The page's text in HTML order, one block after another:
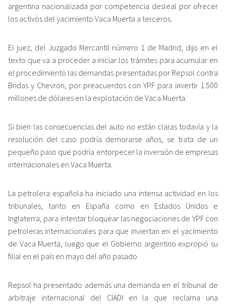
argentina nacionalizada por competencia desleal por ofrecer
los activos del yacimiento Vaca Muerta a terceros.
El juez, del Juzgado Mercantil número 1 de Madrid, dijo en el
texto que va a proceder a iniciar los trámites para acumular en
el procedimiento las demandas presentadas por Repsol contra
Bridas y Chevron, por preacuerdos con YPF para invertir 1.500
millones de dólares en la explotación de Vaca Muerta.
Si bien las consecuencias del auto no están claras todavía y la
resolución del caso podría demorarse años, se trata de un
pequeño paso que podría entorpecer la inversión de empresas
internacionales en Vaca Muerta.
La petrolera española ha iniciado una intensa actividad en los
tribunales, tanto en España como en Estados Unidos e
Inglaterra, para intentar bloquear las negociaciones de YPF con
petroleras internacionales para que inviertan en el yacimiento
de Vaca Muerta, luego que el Gobierno argentino expropió su
filial en el país en mayo del año pasado.
Repsol ha presentado además una demanda en el tribunal de
arbitraje internacional del CIADI en la que reclama una